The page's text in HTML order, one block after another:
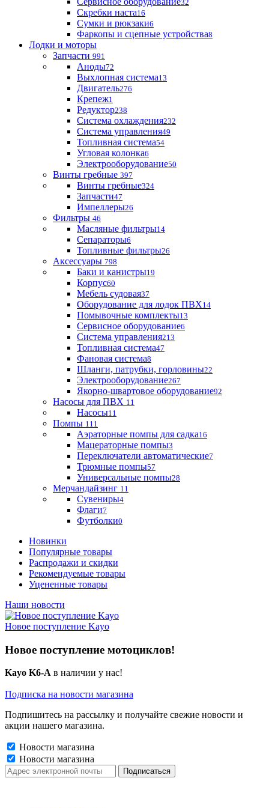
32
Скребки наста16
Сумки и рюкзаки6
Фаркопы и сцепные устройства8
Лодки и моторы
Запчасти 991
Аноды72
Выхлопная система13
Двигатель276
Крепеж1
Редуктор238
Система охлаждения232
Система управления49
Топливная система54
Угловая колонка6
Электрооборудование50
Винты гребные 397
Винты гребные324
Запчасти47
Импеллеры26
Фильтры 46
Масляные фильтры14
Сепараторы6
Топливные фильтры26
Аксессуары 798
Баки и канистры19
Корпус60
Мебель судовая37
Оборудование для лодок ПВХ14
Помывочные комплекты13
Сервисное оборудование6
Система управления213
Топливная система47
Фановая система8
Шланги, патрубки, горловины22
Электрооборудование267
Якорно-швартовое оборудование92
Насосы для ПВХ 11
Насосы11
Помпы 111
Аэраторные помпы для садка16
Мацераторные помпы3
Переключатели автоматические7
Трюмные помпы57
Универсальные помпы28
Мерчандайзинг 11
Сувениры4
Флаги7
Футболки0
Новинки
Популярные товары
Распродажи и скидки
Рекомендуемые товары
Уцененные товары
Наши новости
Новое поступление Kayo
Новое поступление мотоциклов!
Kayo K6-A в наличии у нас!
Подписка на новости магазина
Подпишитесь на рассылку и получайте свежие новости и
акции нашего магазина.
Новости магазина
Новости магазина